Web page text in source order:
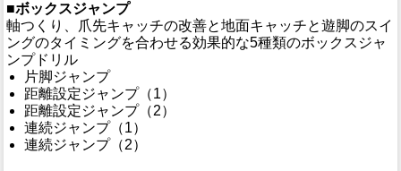
■ボックスジャンプ
軸つくり、爪先キャッチの改善と地面キャッチと遊脚のスイ
ングのタイミングを合わせる効果的な5種類のボックスジャ
ンプドリル
片脚ジャンプ
距離設定ジャンプ（1）
距離設定ジャンプ（2）
連続ジャンプ（1）
連続ジャンプ（2）